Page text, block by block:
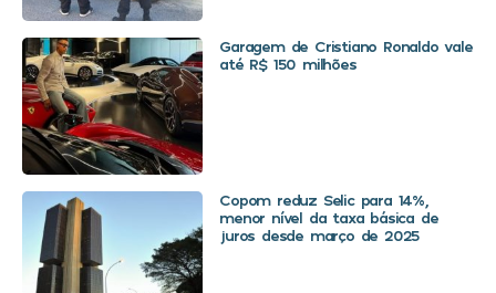
Garagem de Cristiano Ronaldo vale
até R$ 150 milhões
Copom reduz Selic para 14%,
menor nível da taxa básica de
juros desde março de 2025